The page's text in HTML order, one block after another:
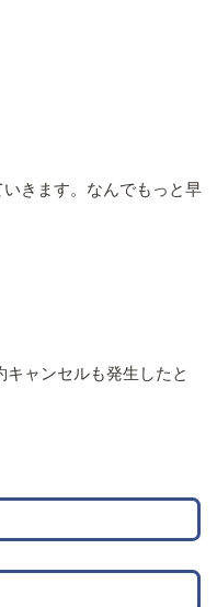
きます。なんでもっと早
ャンセルも発生したと